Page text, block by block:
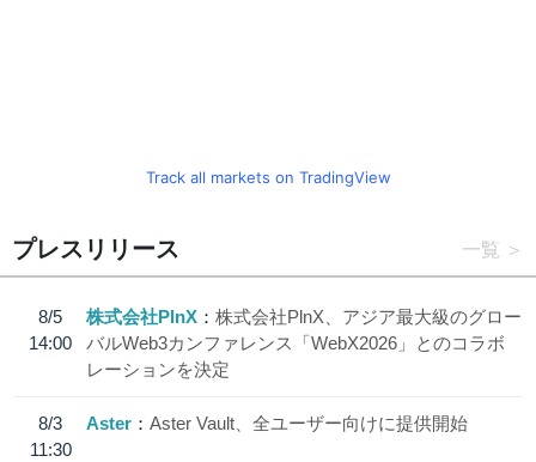
Track all markets on TradingView
プレスリリース 一覧
8/5
14:00
株式会社PlnX
株式会社PlnX、アジア最大級のグロー
バルWeb3カンファレンス「WebX2026」とのコラボ
レーションを決定
8/3
11:30
Aster Aster Vault、全ユーザー向けに提供開始